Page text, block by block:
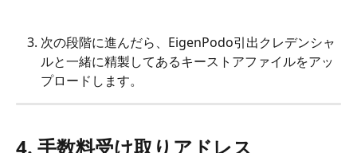
次の段階に進んだら、EigenPodo引出クレデンシャ
ルと一緒に精製してあるキーストアファイルをアッ
プロードします。
4. 手数料受け取りアドレス